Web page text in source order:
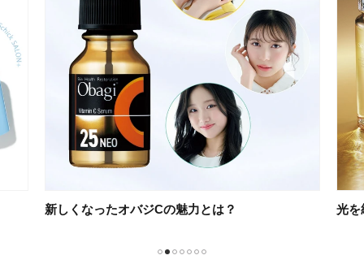
光を紡ぐケアで未来の肌を思いのままに 不要